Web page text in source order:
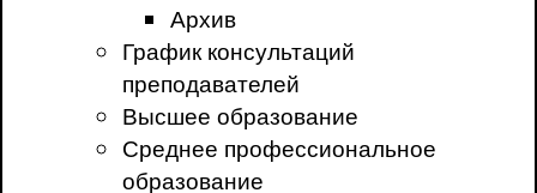
Архив
График консультаций
преподавателей
Высшее образование
Среднее профессиональное
образование